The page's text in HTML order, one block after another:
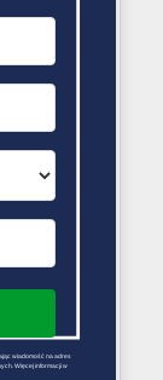
wiadomość na adres
Więcej informacji w